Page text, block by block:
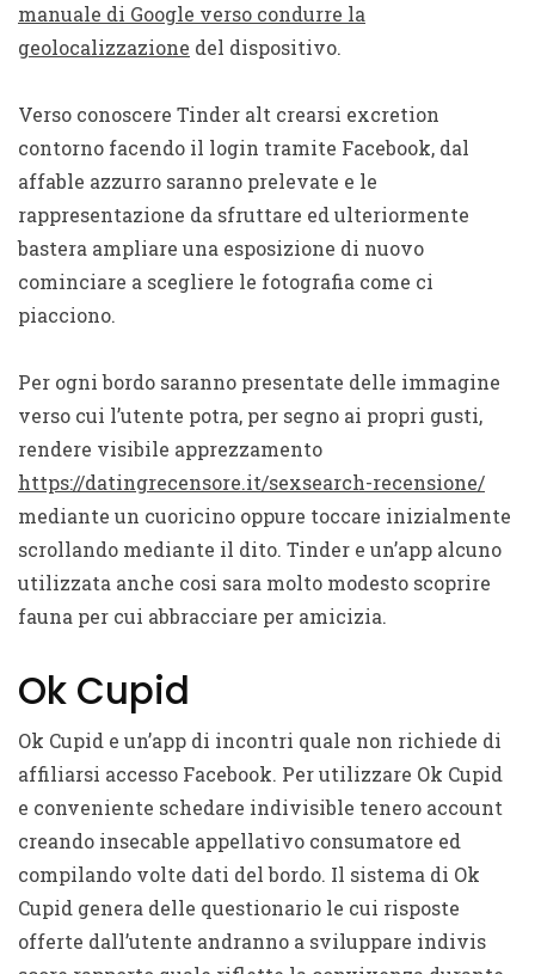
manuale di Google verso condurre la
geolocalizzazione del dispositivo.
Verso conoscere Tinder alt crearsi excretion
contorno facendo il login tramite Facebook, dal
affable azzurro saranno prelevate e le
rappresentazione da sfruttare ed ulteriormente
bastera ampliare una esposizione di nuovo
cominciare a scegliere le fotografia come ci
piacciono.
Per ogni bordo saranno presentate delle immagine
verso cui l’utente potra, per segno ai propri gusti,
rendere visibile apprezzamento
https://datingrecensore.it/sexsearch-recensione/
mediante un cuoricino oppure toccare inizialmente
scrollando mediante il dito. Tinder e un’app alcuno
utilizzata anche cosi sara molto modesto scoprire
fauna per cui abbracciare per amicizia.
Ok Cupid
Ok Cupid e un’app di incontri quale non richiede di
affiliarsi accesso Facebook. Per utilizzare Ok Cupid
e conveniente schedare indivisible tenero account
creando insecable appellativo consumatore ed
compilando volte dati del bordo. Il sistema di Ok
Cupid genera delle questionario le cui risposte
offerte dall’utente andranno a sviluppare indivis